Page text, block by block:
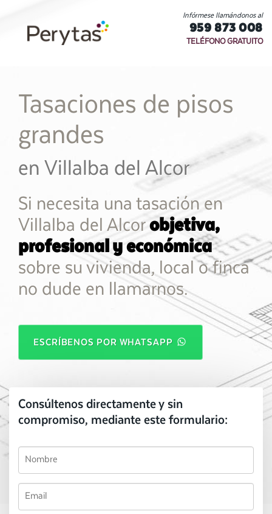
Infórmese llamándonos al
959 873 008
TELÉFONO GRATUITO
Tasaciones de pisos
grandes
en Villalba del Alcor
Si necesita una tasación en
Villalba del Alcorobjetiva,
profesional y económica
sobre su vivienda, local o finca
no dude en llamarnos.
ESCRÍBENOS POR WHATSAPP
Consúltenos directamente y sin
compromiso, mediante este formulario: